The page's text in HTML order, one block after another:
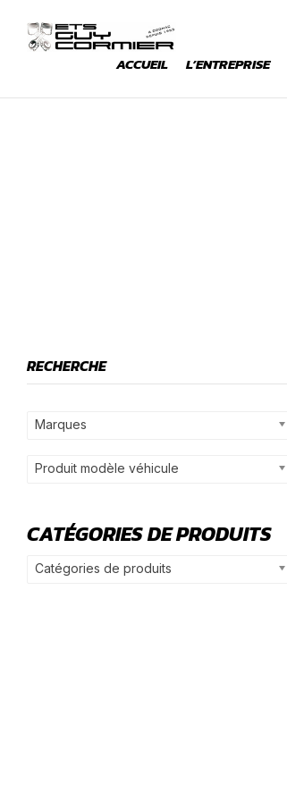
ACCUEIL L’ENTREPRISE
RECHERCHE
Marques
Produit modèle véhicule
CATÉGORIES DE PRODUITS
Catégories de produits